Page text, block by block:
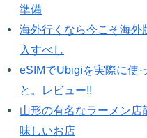
準備
海外行くなら今こそ海外
入すべし
eSIMでUbigiを実際に使
と。レビュー!!
山形の有名なラーメン店
味しいお店